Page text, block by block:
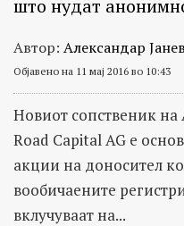
што нудат
Автор: Александар Јанев
Објавено на 11 мај 2016 во 10:43
Новиот сопственик
Road Capital AG е
акции на доносител
вообичаените
вклучуваат на...